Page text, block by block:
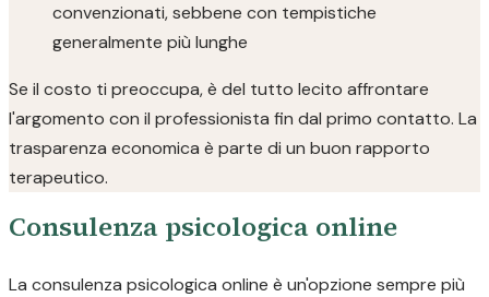
convenzionati, sebbene con tempistiche
generalmente più lunghe
Se il costo ti preoccupa, è del tutto lecito affrontare
l'argomento con il professionista fin dal primo contatto. La
trasparenza economica è parte di un buon rapporto
terapeutico.
Consulenza psicologica online
La consulenza psicologica online è un'opzione sempre più